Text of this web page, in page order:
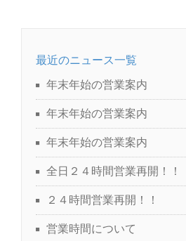
最近のニュース一覧
年末年始の営業案内
年末年始の営業案内
年末年始の営業案内
全日２４時間営業再開！！
２４時間営業再開！！
営業時間について